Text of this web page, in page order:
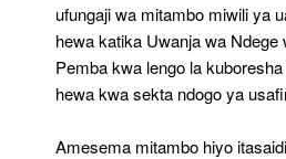
ufungaji wa mitambo miwili ya
hewa katika Uwanja wa Ndege
Pemba kwa lengo la
hewa kwa sekta ndogo ya
Amesema mitambo hiyo